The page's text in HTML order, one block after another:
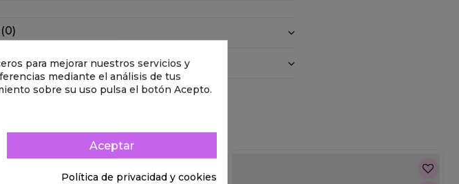
(0)
para mejorar nuestros servicios y
mediante el análisis de tus
sobre su uso pulsa el botón Acepto.
Aceptar
Política de privacidad y cookies